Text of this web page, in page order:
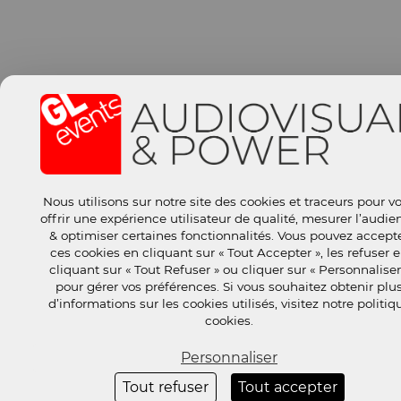
Nous utilisons sur notre site des cookies et traceurs pour
offrir une expérience utilisateur de qualité, mesurer
& optimiser certaines fonctionnalités. Vous pouvez
ces cookies en cliquant sur « Tout Accepter », les refuser
cliquant sur « Tout Refuser » ou cliquer sur « Personnaliser
pour gérer vos préférences. Si vous souhaitez obtenir
d’informations sur les cookies utilisés, visitez notre
cookies.
Tout accepter
Tout refuser
Personnaliser